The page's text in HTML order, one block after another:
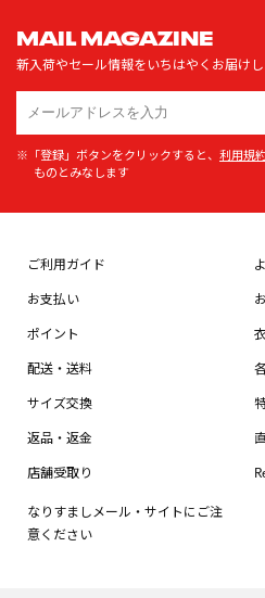
MAIL MAGAZINE
新入荷やセール情報をいちはやくお届けし
※「登録」ボタンをクリックすると、 利用規
ものとみなします
ご利用ガイド
お支払い
ポイント
配送・送料
サイズ交換
返品・返金
店舗受取り
なりすましメール・サイトにご注
意ください